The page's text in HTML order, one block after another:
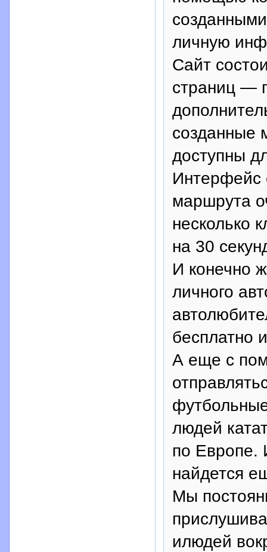
личную
Сайт
страниц —
созданные
доступны
Интерфейс
маршрута
несколько
на 30
И конечно
личного
бесплатно
А еще с
людей
по Европе.
найдется
Мы
илюдей